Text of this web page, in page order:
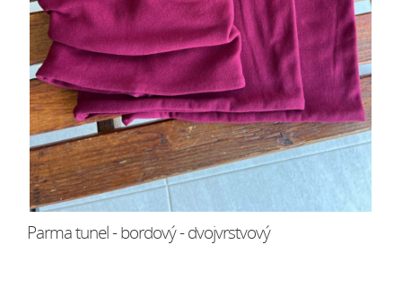
Parma tunel - bordový - dvojvrstvový